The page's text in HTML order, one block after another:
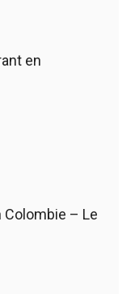
en
Colombie – Le